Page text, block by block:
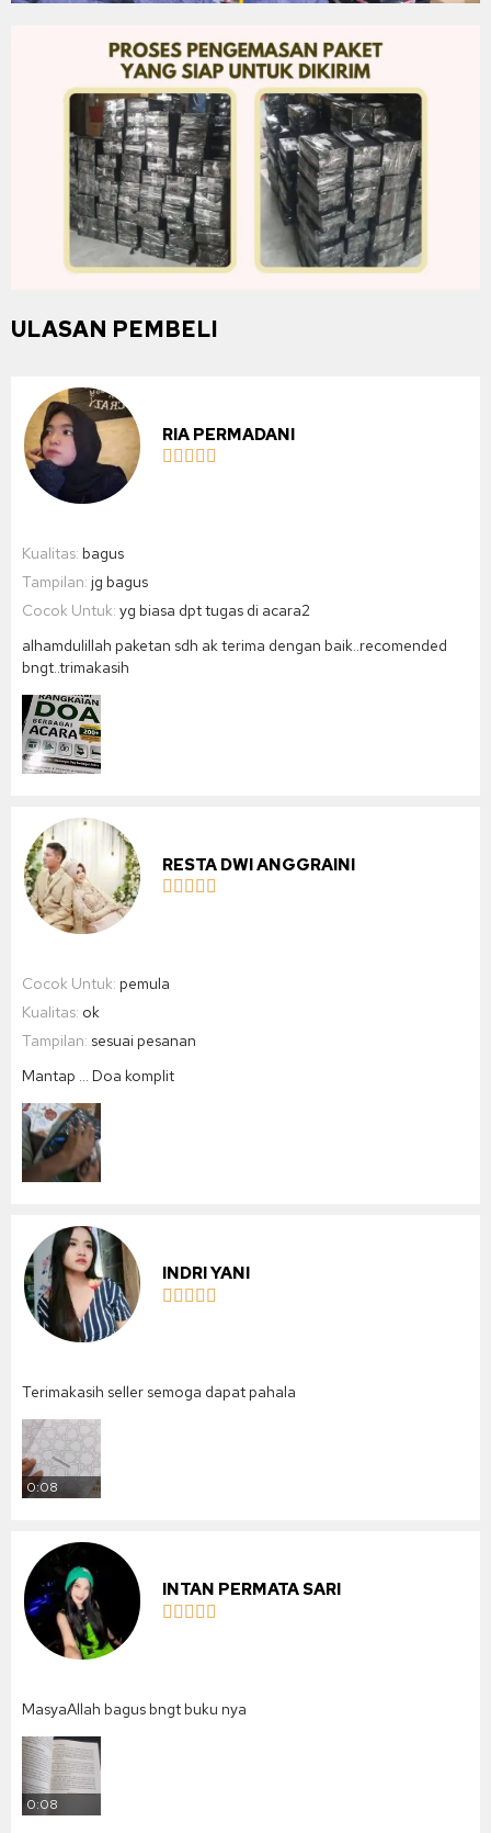
ULASAN PEMBELI
RIA PERMADANI
    
Kualitas: bagus
Tampilan: jg bagus
Cocok Untuk: yg biasa dpt tugas di acara2
alhamdulillah paketan sdh ak terima dengan baik..recomended
bngt..trimakasih
RESTA DWI ANGGRAINI
    
Cocok Untuk: pemula
Kualitas: ok
Tampilan: sesuai pesanan
Mantap … Doa komplit
INDRI YANI
    
Terimakasih seller semoga dapat pahala
0:08
INTAN PERMATA SARI
    
MasyaAllah bagus bngt buku nya
0:08